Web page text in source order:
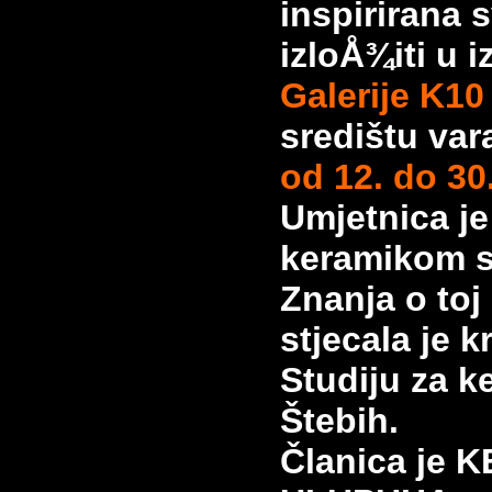
inspirirana
izloÅ¾iti u
Galerije
središtu
od 12. do
Umjetnica
keramikom
Znanja o toj
stjecala je
Studiju za
Štebih.
Članica je